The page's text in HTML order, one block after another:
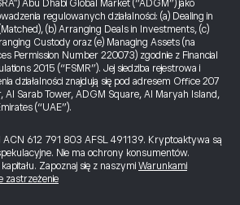
Abu Dhabi Global Market (“ADGM”) jako
regulowanych działalności: (a) Dealing in
(b) Arranging Deals in Investments, (c)
Custody oraz (e) Managing Assets (na
Permission Number 220073) zgodnie z Financial
2015 (“FSMR”). Jej siedziba rejestrowa i
działalności znajdują się pod adresem Office 207
Al Sarab Tower, ADGM Square, Al Maryah Island,
(“UAE”).
ACN 612 791 803 AFSL 491139. Kryptoaktywa są
Nie ma ochrony konsumentów.
Zapoznaj się z naszymi Warunkami
zastrzeżenie